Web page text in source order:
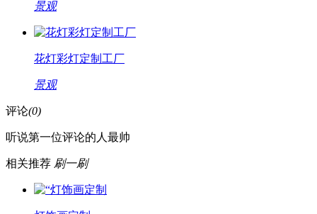
景观
花灯彩灯定制工厂
景观
评论(0)
听说第一位评论的人最帅
相关推荐 刷一刷